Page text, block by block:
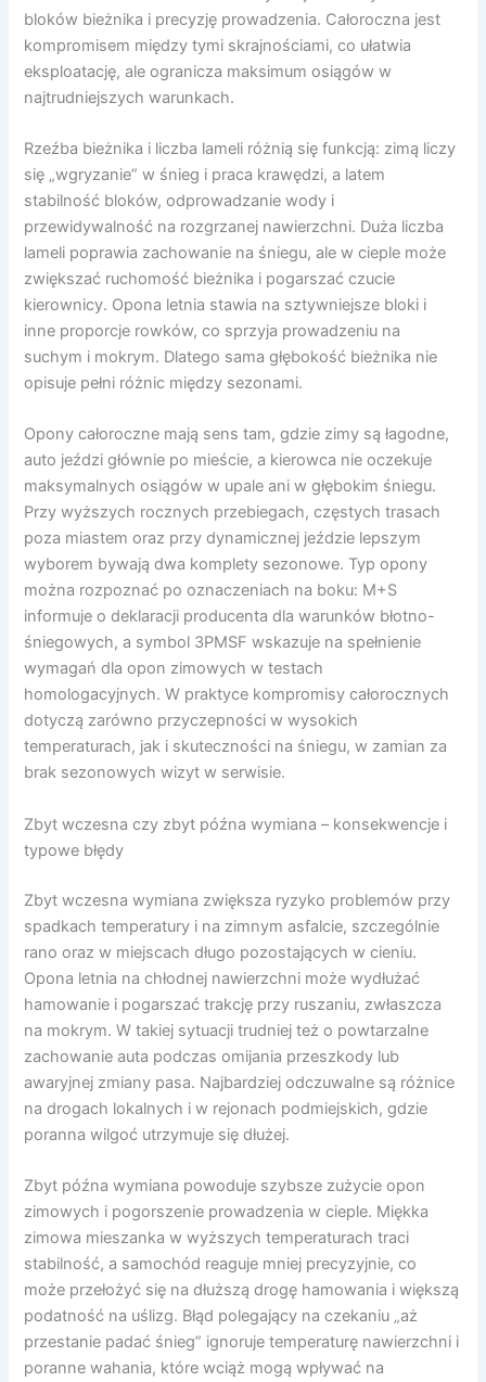
bloków bieżnika i precyzję prowadzenia. Całoroczna jest
kompromisem między tymi skrajnościami, co ułatwia
eksploatację, ale ogranicza maksimum osiągów w
najtrudniejszych warunkach.
Rzeźba bieżnika i liczba lameli różnią się funkcją: zimą liczy
się „wgryzanie” w śnieg i praca krawędzi, a latem
stabilność bloków, odprowadzanie wody i
przewidywalność na rozgrzanej nawierzchni. Duża liczba
lameli poprawia zachowanie na śniegu, ale w cieple może
zwiększać ruchomość bieżnika i pogarszać czucie
kierownicy. Opona letnia stawia na sztywniejsze bloki i
inne proporcje rowków, co sprzyja prowadzeniu na
suchym i mokrym. Dlatego sama głębokość bieżnika nie
opisuje pełni różnic między sezonami.
Opony całoroczne mają sens tam, gdzie zimy są łagodne,
auto jeździ głównie po mieście, a kierowca nie oczekuje
maksymalnych osiągów w upale ani w głębokim śniegu.
Przy wyższych rocznych przebiegach, częstych trasach
poza miastem oraz przy dynamicznej jeździe lepszym
wyborem bywają dwa komplety sezonowe. Typ opony
można rozpoznać po oznaczeniach na boku: M+S
informuje o deklaracji producenta dla warunków błotno-
śniegowych, a symbol 3PMSF wskazuje na spełnienie
wymagań dla opon zimowych w testach
homologacyjnych. W praktyce kompromisy całorocznych
dotyczą zarówno przyczepności w wysokich
temperaturach, jak i skuteczności na śniegu, w zamian za
brak sezonowych wizyt w serwisie.
Zbyt wczesna czy zbyt późna wymiana – konsekwencje i
typowe błędy
Zbyt wczesna wymiana zwiększa ryzyko problemów przy
spadkach temperatury i na zimnym asfalcie, szczególnie
rano oraz w miejscach długo pozostających w cieniu.
Opona letnia na chłodnej nawierzchni może wydłużać
hamowanie i pogarszać trakcję przy ruszaniu, zwłaszcza
na mokrym. W takiej sytuacji trudniej też o powtarzalne
zachowanie auta podczas omijania przeszkody lub
awaryjnej zmiany pasa. Najbardziej odczuwalne są różnice
na drogach lokalnych i w rejonach podmiejskich, gdzie
poranna wilgoć utrzymuje się dłużej.
Zbyt późna wymiana powoduje szybsze zużycie opon
zimowych i pogorszenie prowadzenia w cieple. Miękka
zimowa mieszanka w wyższych temperaturach traci
stabilność, a samochód reaguje mniej precyzyjnie, co
może przełożyć się na dłuższą drogę hamowania i większą
podatność na uślizg. Błąd polegający na czekaniu „aż
przestanie padać śnieg” ignoruje temperaturę nawierzchni i
poranne wahania, które wciąż mogą wpływać na